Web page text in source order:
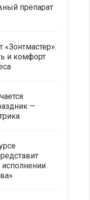
препарат
и комфорт
—
исполнении